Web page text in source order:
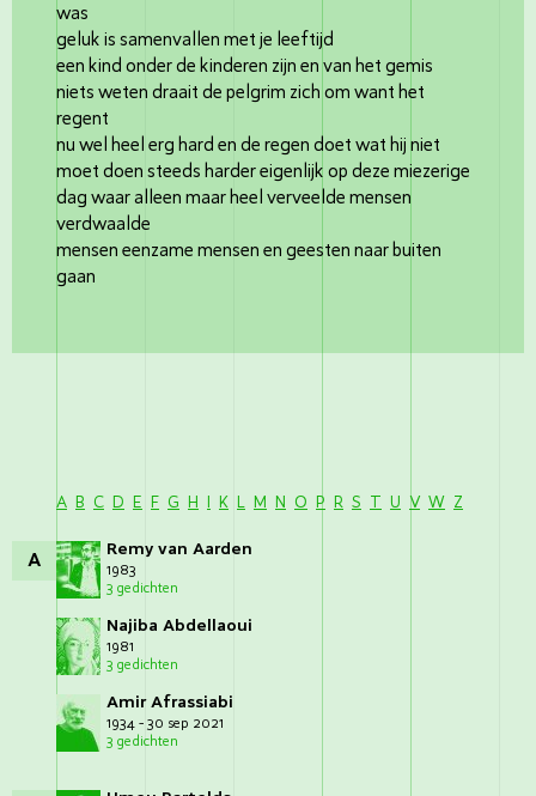
was
geluk is samenvallen met je leeftijd
een kind onder de kinderen zijn en van het gemis
niets weten draait de pelgrim zich om want het
regent
nu wel heel erg hard en de regen doet wat hij niet
moet doen steeds harder eigenlijk op deze miezerige
dag waar alleen maar heel verveelde mensen
verdwaalde
mensen eenzame mensen en geesten naar buiten
gaan
A B C D E F G H I K L M N O P R S T U V W Z
A Remy van Aarden
1983
3 gedichten
Najiba Abdellaoui
1981
3 gedichten
Amir Afrassiabi
1934 - 30 sep 2021
3 gedichten